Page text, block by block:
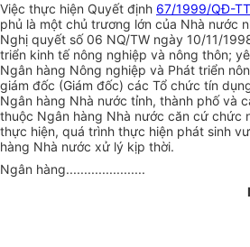
Việc thực hiện Quyết định 67/1999/QĐ-
phủ là một chủ trương lớn của Nhà nước
Nghị quyết số 06 NQ/TW ngày 10/11/
triển kinh tế nông nghiệp và nông thôn;
Ngân hàng Nông nghiệp và Phát triển
giám đốc (Giám đốc) các Tổ chức tín
Ngân hàng Nhà nước tỉnh, thành phố và
thuộc Ngân hàng Nhà nước căn cứ chức
thực hiện, quá trình thực hiện phát sinh
hàng Nhà nước xử lý kịp thời.
Ngân hàng......................